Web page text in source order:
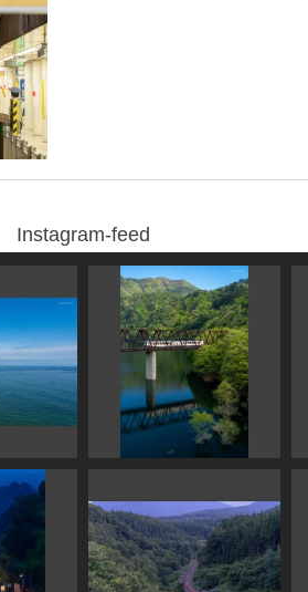
Instagram-feed